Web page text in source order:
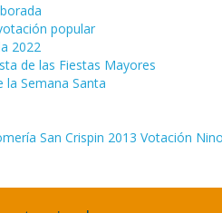
popular
2022
de las Fiestas Mayores
la Semana Santa
San Crispin 2013 Votación